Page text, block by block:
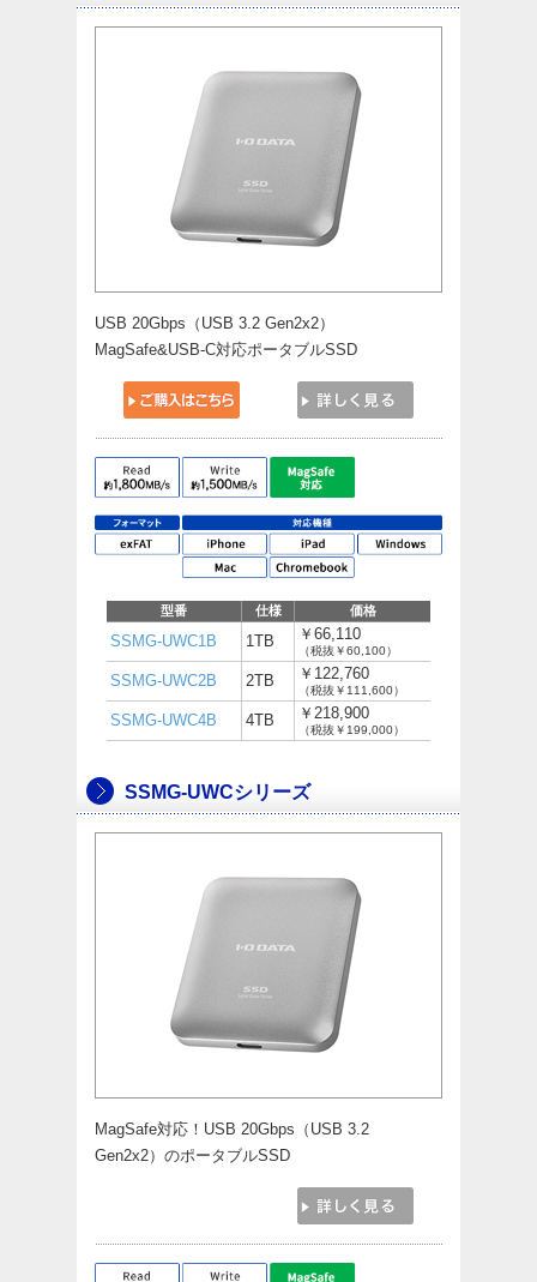
USB 20Gbps（USB 3.2 Gen2x2）
MagSafe&USB-C対応ポータブルSSD
型番 仕様 価格
SSMG-UWC1B 1TB ￥66,110
（税抜￥60,100）
SSMG-UWC2B 2TB ￥122,760
（税抜￥111,600）
SSMG-UWC4B 4TB ￥218,900
（税抜￥199,000）
SSMG-UWCシリーズ
MagSafe対応！USB 20Gbps（USB 3.2
Gen2x2）のポータブルSSD